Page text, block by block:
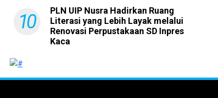
10
PLN UIP Nusra Hadirkan Ruang
Literasi yang Lebih Layak melalui
Renovasi Perpustakaan SD Inpres
Kaca